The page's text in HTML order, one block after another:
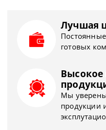
Лучшая
готовых
Высокое
Мы
продукции